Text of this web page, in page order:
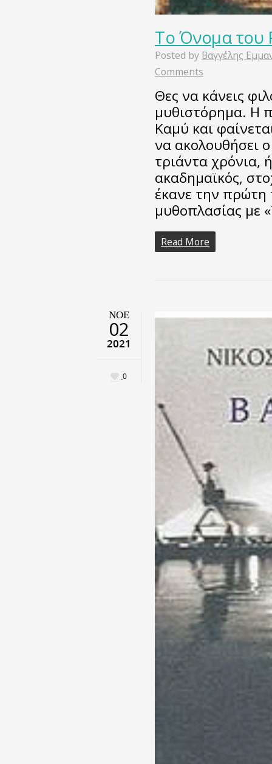
Το Όνομα του
Posted by Βαγγέλης
Comments
Θες να κάνεις
μυθιστόρημα. Η
Καμύ και
να ακολουθήσει
τριάντα χρόνια,
ακαδημαϊκός,
έκανε την πρώτη
μυθοπλασίας με
Read More
ΝΟΈ
02
2021
0